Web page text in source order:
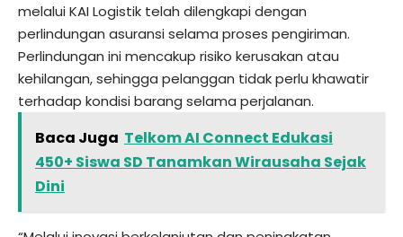
melalui KAI Logistik telah dilengkapi dengan
perlindungan asuransi selama proses pengiriman.
Perlindungan ini mencakup risiko kerusakan atau
kehilangan, sehingga pelanggan tidak perlu khawatir
terhadap kondisi barang selama perjalanan.
Baca Juga Telkom AI Connect Edukasi
450+ Siswa SD Tanamkan Wirausaha Sejak
Dini